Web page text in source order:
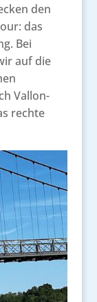
den
das
Bei
auf die
Vallon-
rechte